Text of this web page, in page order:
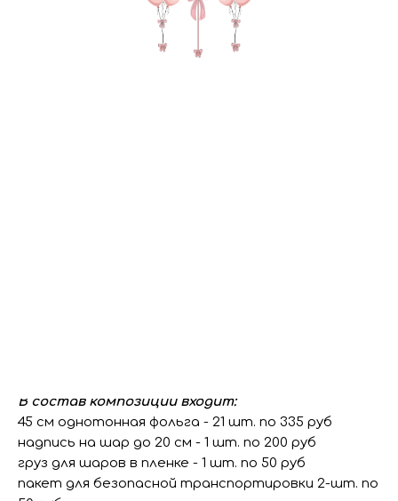
В состав композиции входит:
45 см однотонная фольга - 21 шт. по 335 руб
надпись на шар до 20 см - 1 шт. по 200 руб
груз для шаров в пленке - 1 шт. по 50 руб
пакет для безопасной транспортировки 2-шт. по